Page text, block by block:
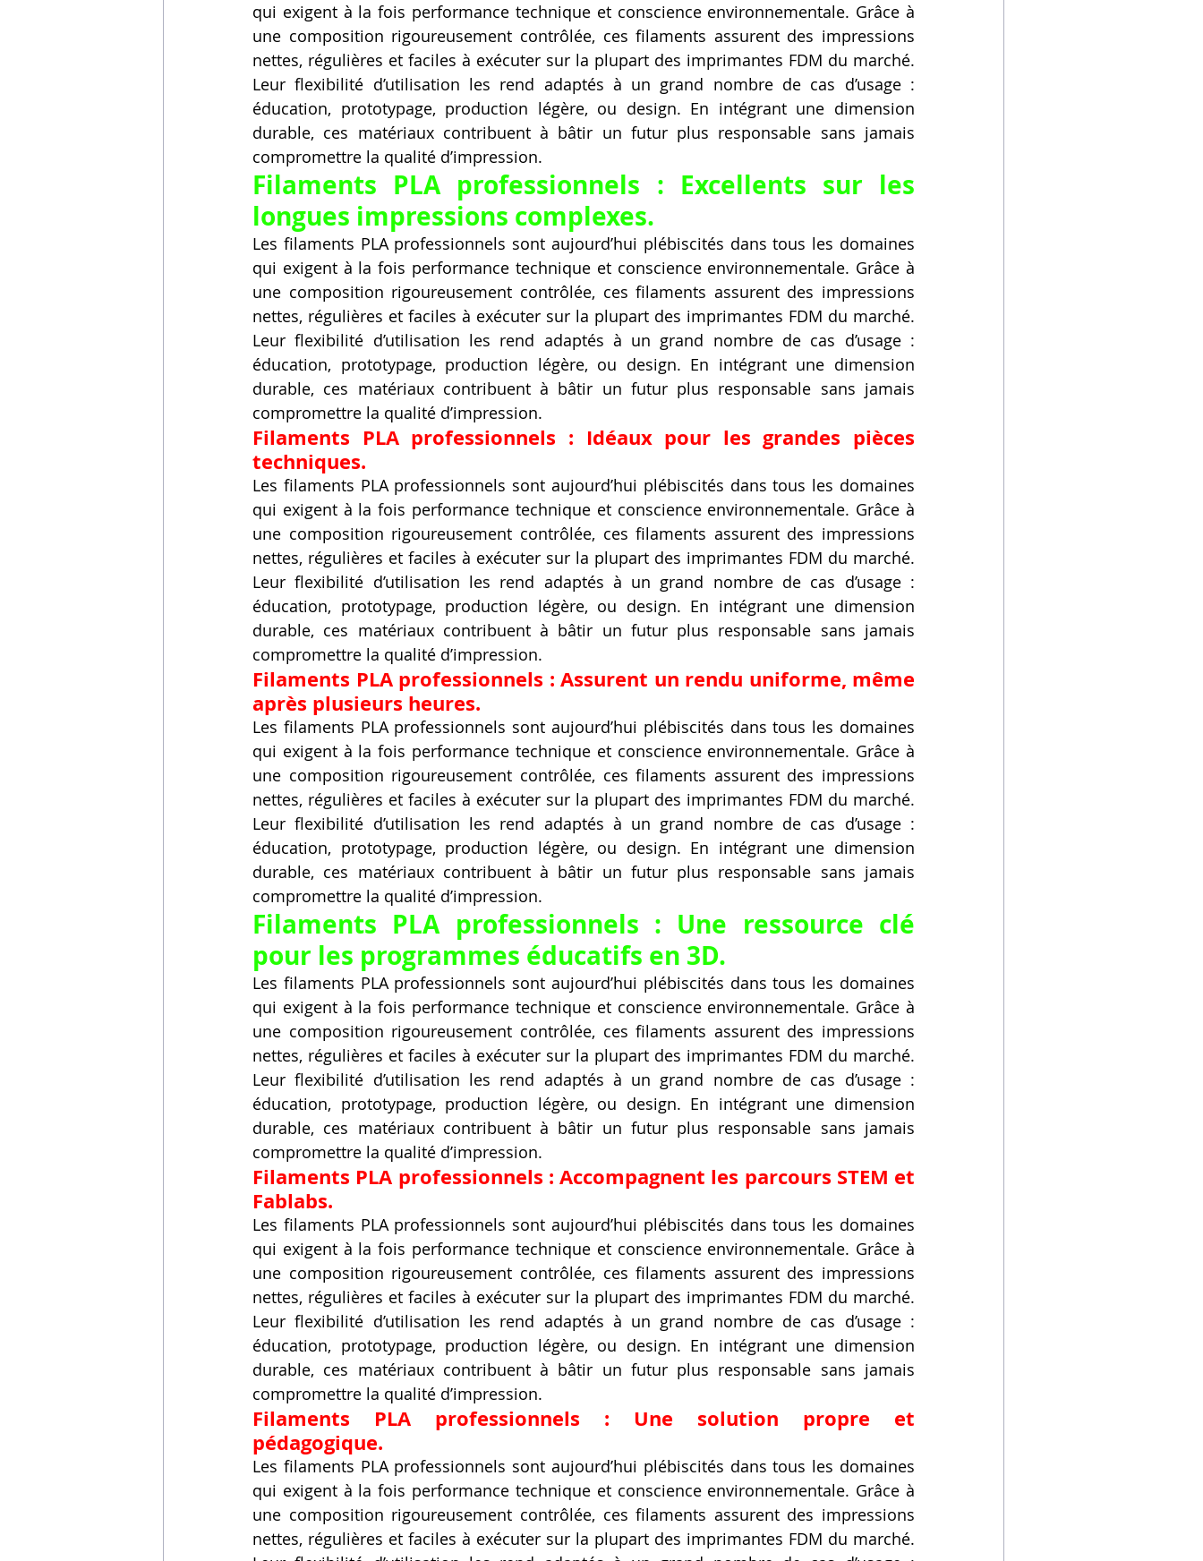
qui exigent à la fois performance technique et conscience environnementale. Grâce à
une composition rigoureusement contrôlée, ces filaments assurent des impressions
nettes, régulières et faciles à exécuter sur la plupart des imprimantes FDM du marché.
Leur flexibilité d’utilisation les rend adaptés à un grand nombre de cas d’usage :
éducation, prototypage, production légère, ou design. En intégrant une dimension
durable, ces matériaux contribuent à bâtir un futur plus responsable sans jamais
compromettre la qualité d’impression.
Filaments PLA professionnels : Excellents sur les
longues impressions complexes.
Les filaments PLA professionnels sont aujourd’hui plébiscités dans tous les domaines
qui exigent à la fois performance technique et conscience environnementale. Grâce à
une composition rigoureusement contrôlée, ces filaments assurent des impressions
nettes, régulières et faciles à exécuter sur la plupart des imprimantes FDM du marché.
Leur flexibilité d’utilisation les rend adaptés à un grand nombre de cas d’usage :
éducation, prototypage, production légère, ou design. En intégrant une dimension
durable, ces matériaux contribuent à bâtir un futur plus responsable sans jamais
compromettre la qualité d’impression.
Filaments PLA professionnels : Idéaux pour les grandes pièces
techniques.
Les filaments PLA professionnels sont aujourd’hui plébiscités dans tous les domaines
qui exigent à la fois performance technique et conscience environnementale. Grâce à
une composition rigoureusement contrôlée, ces filaments assurent des impressions
nettes, régulières et faciles à exécuter sur la plupart des imprimantes FDM du marché.
Leur flexibilité d’utilisation les rend adaptés à un grand nombre de cas d’usage :
éducation, prototypage, production légère, ou design. En intégrant une dimension
durable, ces matériaux contribuent à bâtir un futur plus responsable sans jamais
compromettre la qualité d’impression.
Filaments PLA professionnels : Assurent un rendu uniforme, même
après plusieurs heures.
Les filaments PLA professionnels sont aujourd’hui plébiscités dans tous les domaines
qui exigent à la fois performance technique et conscience environnementale. Grâce à
une composition rigoureusement contrôlée, ces filaments assurent des impressions
nettes, régulières et faciles à exécuter sur la plupart des imprimantes FDM du marché.
Leur flexibilité d’utilisation les rend adaptés à un grand nombre de cas d’usage :
éducation, prototypage, production légère, ou design. En intégrant une dimension
durable, ces matériaux contribuent à bâtir un futur plus responsable sans jamais
compromettre la qualité d’impression.
Filaments PLA professionnels : Une ressource clé
pour les programmes éducatifs en 3D.
Les filaments PLA professionnels sont aujourd’hui plébiscités dans tous les domaines
qui exigent à la fois performance technique et conscience environnementale. Grâce à
une composition rigoureusement contrôlée, ces filaments assurent des impressions
nettes, régulières et faciles à exécuter sur la plupart des imprimantes FDM du marché.
Leur flexibilité d’utilisation les rend adaptés à un grand nombre de cas d’usage :
éducation, prototypage, production légère, ou design. En intégrant une dimension
durable, ces matériaux contribuent à bâtir un futur plus responsable sans jamais
compromettre la qualité d’impression.
Filaments PLA professionnels : Accompagnent les parcours STEM et
Fablabs.
Les filaments PLA professionnels sont aujourd’hui plébiscités dans tous les domaines
qui exigent à la fois performance technique et conscience environnementale. Grâce à
une composition rigoureusement contrôlée, ces filaments assurent des impressions
nettes, régulières et faciles à exécuter sur la plupart des imprimantes FDM du marché.
Leur flexibilité d’utilisation les rend adaptés à un grand nombre de cas d’usage :
éducation, prototypage, production légère, ou design. En intégrant une dimension
durable, ces matériaux contribuent à bâtir un futur plus responsable sans jamais
compromettre la qualité d’impression.
Filaments PLA professionnels : Une solution propre et
pédagogique.
Les filaments PLA professionnels sont aujourd’hui plébiscités dans tous les domaines
qui exigent à la fois performance technique et conscience environnementale. Grâce à
une composition rigoureusement contrôlée, ces filaments assurent des impressions
nettes, régulières et faciles à exécuter sur la plupart des imprimantes FDM du marché.